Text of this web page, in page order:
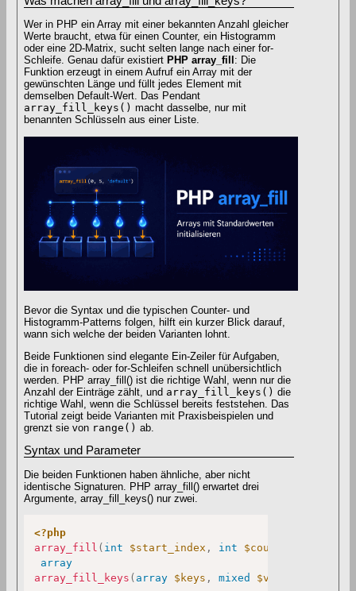
Wer in PHP ein Array mit einer bekannten Anzahl gleicher
Werte braucht, etwa für einen Counter, ein Histogramm
oder eine 2D-Matrix, sucht selten lange nach einer for-
Schleife. Genau dafür existiert PHP array_fill : Die
Funktion erzeugt in einem Aufruf ein Array mit der
gewünschten Länge und füllt jedes Element mit
demselben Default-Wert. Das Pendant
array_fill_keys() macht dasselbe, nur mit
benannten Schlüsseln aus einer Liste.
Bevor die Syntax und die typischen Counter- und
Histogramm-Patterns folgen, hilft ein kurzer Blick darauf,
wann sich welche der beiden Varianten lohnt.
Beide Funktionen sind elegante Ein-Zeiler für Aufgaben,
die in foreach- oder for-Schleifen schnell unübersichtlich
werden. PHP array_fill() ist die richtige Wahl, wenn nur die
Anzahl der Einträge zählt, und array_fill_keys() die
richtige Wahl, wenn die Schlüssel bereits feststehen. Das
Tutorial zeigt beide Varianten mit Praxisbeispielen und
grenzt sie von range() ab.
Syntax und Parameter
Die beiden Funktionen haben ähnliche, aber nicht
identische Signaturen. PHP array_fill() erwartet drei
Argumente, array_fill_keys() nur zwei.
<?php
array_fill ( int $start_index , int $count
array
array_fill_keys ( array $keys , mixed $value